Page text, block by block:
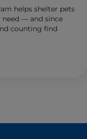
helps shelter pets
— and since
counting find